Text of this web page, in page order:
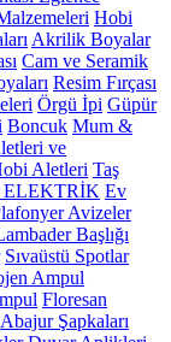
Hobi
Akrilik Boyalar
Cam ve Seramik
Resim Fırçası
Örgü İpi Güpür
Boncuk Mum &
ve
Aletleri Taş
Ev
Avizeler
Başlığı
Sıvaüstü Spotlar
Ampul
Floresan
Abajur Şapkaları